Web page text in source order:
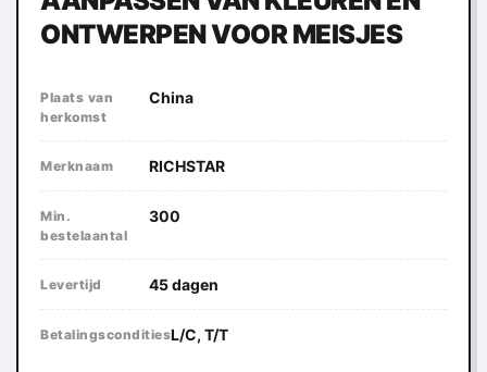
ONTWERPEN VOOR MEISJES
Plaats van
herkomst
China
Merknaam RICHSTAR
Min.
bestelaantal
300
Levertijd 45 dagen
BetalingsconditiesL/C, T/T